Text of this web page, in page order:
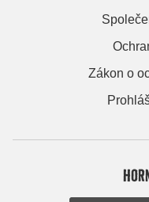
Zákon o